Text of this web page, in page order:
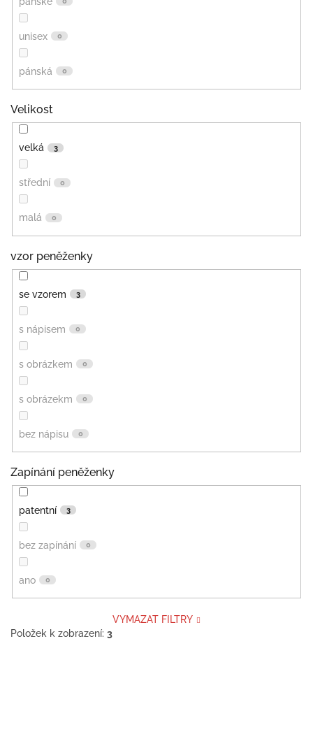
unisex 0
pánská 0
Velikost
velká 3
střední 0
malá 0
vzor peněženky
se vzorem 3
s nápisem 0
s obrázkem 0
s obrázekm 0
bez nápisu 0
Zapínání peněženky
patentní 3
bez zapínání 0
ano 0
VYMAZAT FILTRY
Položek k zobrazení: 3